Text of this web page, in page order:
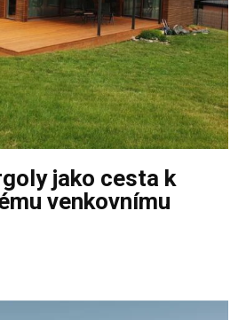
jako cesta k
venkovnímu